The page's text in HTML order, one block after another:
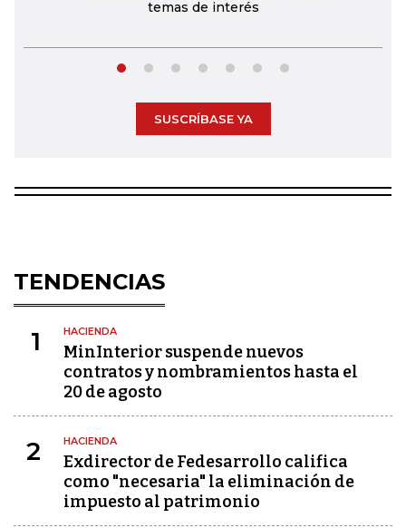
temas de interés
SUSCRÍBASE YA
TENDENCIAS
1 HACIENDA
MinInterior suspende nuevos
contratos y nombramientos hasta el
20 de agosto
2 HACIENDA
Exdirector de Fedesarrollo califica
como "necesaria" la eliminación de
impuesto al patrimonio